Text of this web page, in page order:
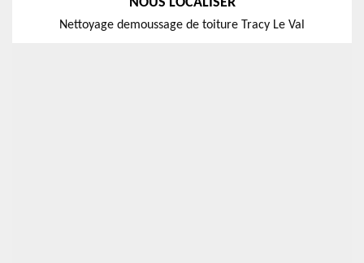
Nettoyage demoussage de toiture Tracy Le Val